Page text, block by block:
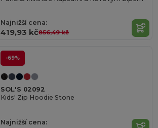
Najnižší cena:
419,93 kč856,49 kč
-69%
SOL'S 02092
Kids' Zip Hoodie Stone
Najnižší cena: